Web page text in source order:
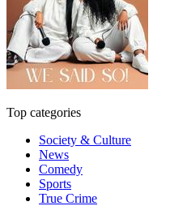
Top categories
Society & Culture
News
Comedy
Sports
True Crime